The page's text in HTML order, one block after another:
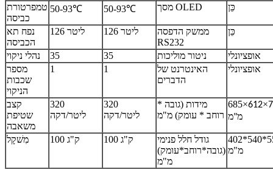
טמפרטורת
כביסה
50-93℃ 50-93℃ מסך OLED כֵּן
נפח תא
הכביסה
126 ליטר 126 ליטר
ממשק הדפסה
RS232
כֵּן
נהלי ניקוי 35 35 ניטור מוליכות
אופציונלי
מספר
שכבות
הניקוי
1 1
האינטרנט של
הדברים
אופציונלי
קצב
שטיפת
משאבה
320
ליטר/דקה
320
ליטר/דקה
מידות (גובה *
רוחב * עומק) מ"מ
685×612×
מ"מ
מִשׁקָל 100 ק"ג 100 ק"ג
גודל חלל פנימי
(גובה*רוחב*עומק)
מ"מ
מ"מ